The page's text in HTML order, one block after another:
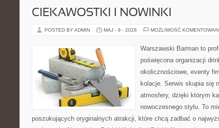
CIEKAWOSTKI I NOWINKI
POSTED BY ADMIN MAJ - 9 - 2026 MOŻLIWOŚĆ
Warszawski Barman to
poświęcona organizacji
okolicznościowe, eventy
kolacje. Serwis skupia się
atmosfery, dzięki którym
nowoczesnego stylu. To
poszukujących oryginalnych atrakcji, które chcą zadbać o